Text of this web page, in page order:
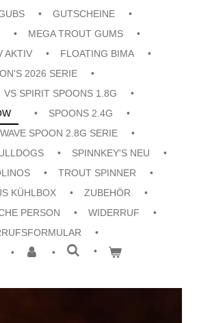
GUTSCHEINE
MEGA TROUT GUMS
AKTIV
FLOATING BIMA
2026 SERIE
VS SPIRIT SPOONS 1.8G
SPOONS 2.4G
SPOON 2.8G SERIE
SPINNKEY'S NEU
TROUT SPINNER
KÜHLBOX
ZUBEHÖR
PERSON
WIDERRUF